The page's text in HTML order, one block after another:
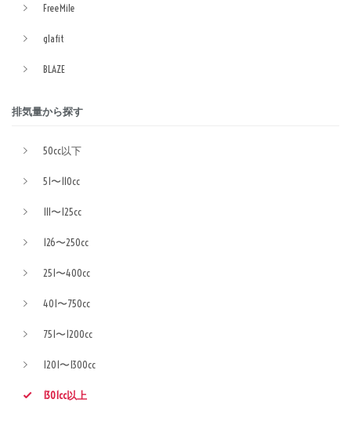
FreeMile
glafit
BLAZE
排気量から探す
50cc以下
51〜110cc
111〜125cc
126〜250cc
251〜400cc
401〜750cc
751〜1200cc
1201〜1300cc
1301cc以上